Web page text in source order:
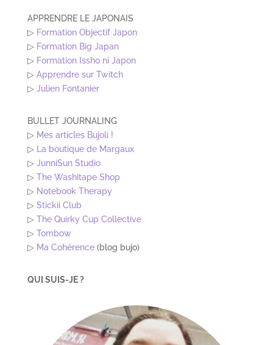
APPRENDRE LE JAPONAIS
▷ Formation Objectif Japon
▷ Formation Big Japan
▷ Formation Issho ni Japon
▷ Apprendre sur Twitch
▷ Julien Fontanier
BULLET JOURNALING
▷ Mes articles Bujoli !
▷
La boutique de Margaux
▷ JunniSun Studio
▷ The Washitape Shop
▷ Notebook Therapy
▷ Stickii Club
▷ The Quirky Cup Collective
▷ Tombow
▷ Ma Cohérence(blog bujo)
QUI SUIS-JE ?